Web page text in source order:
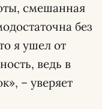
смешанная
без
я ушел от
ведь в
– уверяет